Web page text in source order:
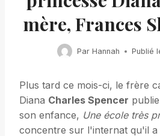
mère, Frances
Par Hannah Publié
Plus tard ce mois-ci, le frère
Diana Charles Spencer
son enfance, Une école très
concentre sur l'internat qu'il a